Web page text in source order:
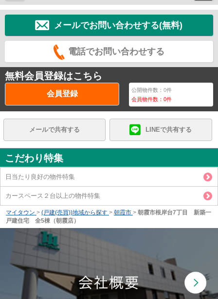
メールでお問い合わせする(無料)
電話でお問い合わせする
無料会員登録はこちら
会員登録 公開物件数：0件
会員物件数：0件
メールで共有する LINEで共有する
こだわり特集
日当たり良好の物件特集
カースペース２台以上の物件特集
マイタウン > (戸建(売買))地域から探す > 朝霞市 > 朝霞市根岸台7丁目 新築一
戸建住宅 全5棟（朝霞店）